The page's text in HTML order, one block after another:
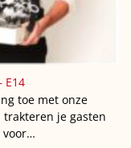
E14
toe met onze
trakteren je gasten
voor…